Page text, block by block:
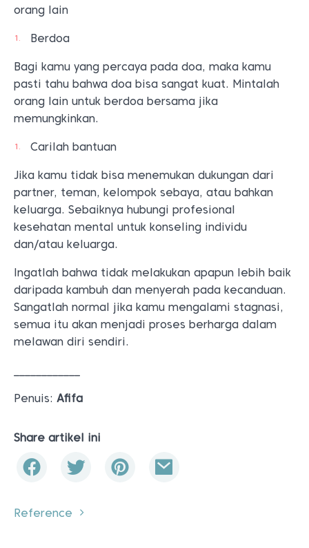
orang lain
Berdoa
Bagi kamu yang percaya pada doa, maka kamu
pasti tahu bahwa doa bisa sangat kuat. Mintalah
orang lain untuk berdoa bersama jika
memungkinkan.
Carilah bantuan
Jika kamu tidak bisa menemukan dukungan dari
partner, teman, kelompok sebaya, atau bahkan
keluarga. Sebaiknya hubungi profesional
kesehatan mental untuk konseling individu
dan/atau keluarga.
Ingatlah bahwa tidak melakukan apapun lebih baik
daripada kambuh dan menyerah pada kecanduan.
Sangatlah normal jika kamu mengalami stagnasi,
semua itu akan menjadi proses berharga dalam
melawan diri sendiri.
Penuis: Afifa
Share artikel ini
Reference